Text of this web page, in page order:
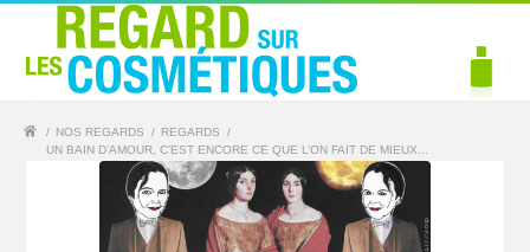
/ NOS REGARDS / REGARDS
/
UN BAIN D’AMOUR, C’EST ENCORE CE QUE L’ON FAIT DE MIEUX...